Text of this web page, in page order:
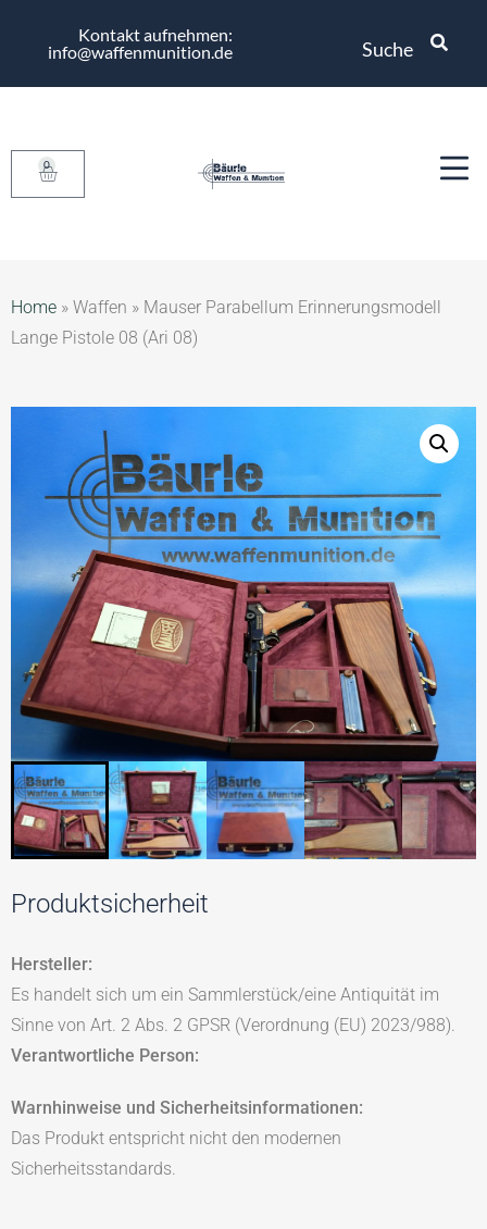
Kontakt aufnehmen:
info@waffenmunition.de
Suche
0
Home » Waffen » Mauser Parabellum Erinnerungsmodell
Lange Pistole 08 (Ari 08)
Produktsicherheit
Hersteller:
Es handelt sich um ein Sammlerstück/eine Antiquität im
Sinne von Art. 2 Abs. 2 GPSR (Verordnung (EU) 2023/988).
Verantwortliche Person:
Warnhinweise und Sicherheitsinformationen:
Das Produkt entspricht nicht den modernen
Sicherheitsstandards.